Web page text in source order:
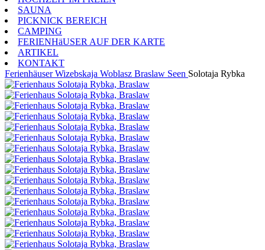
SAUNA
PICKNICK BEREICH
CAMPING
FERIENHäUSER AUF DER KARTE
ARTIKEL
KONTAKT
Ferienhäuser Wizebskaja Woblasz Braslaw Seen Solotaja Rybka